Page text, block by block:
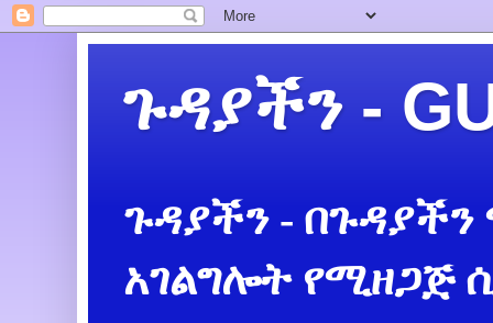
ጉዳያችን -
ጉዳያችን -
አገልግሎት የሚዘጋጅ